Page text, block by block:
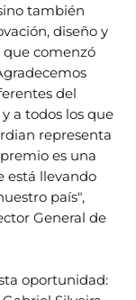
también
diseño y
que comenzó
del
a todos los que
representa
es una
está llevando
país",
General de
oportunidad: